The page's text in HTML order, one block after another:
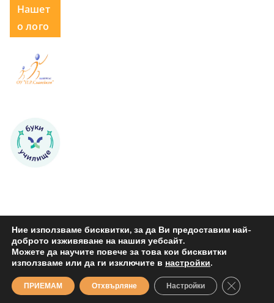
Нашет
о лого
Copyright © 2026ОУ "Петко Р. Славейков" Бургас. All rights
reserved.
Ние използваме бисквитки, за да Ви предоставим най-
доброто изживяване на нашия уебсайт.
Можете да научите повече за това кои бисквитки
използваме или да ги изключите в настройки.
ПРИЕМАМ Отхвърляне Настройки Close